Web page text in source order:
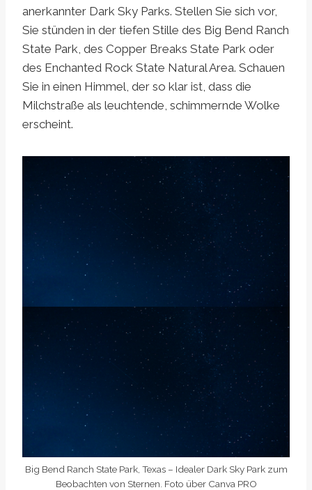
anerkannter Dark Sky Parks. Stellen Sie sich vor,
Sie stünden in der tiefen Stille des Big Bend Ranch
State Park, des Copper Breaks State Park oder
des Enchanted Rock State Natural Area. Schauen
Sie in einen Himmel, der so klar ist, dass die
Milchstraße als leuchtende, schimmernde Wolke
erscheint.
Big Bend Ranch State Park, Texas – Idealer Dark Sky Park zum
Beobachten von Sternen. Foto über Canva PRO